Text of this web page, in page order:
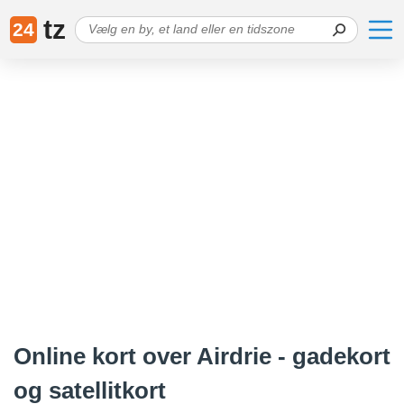
24 tz
Online kort over Airdrie - gadekort
og satellitkort